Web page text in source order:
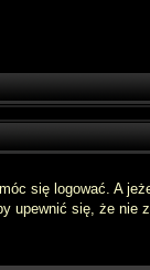
się logować. A
upewnić się, że nie